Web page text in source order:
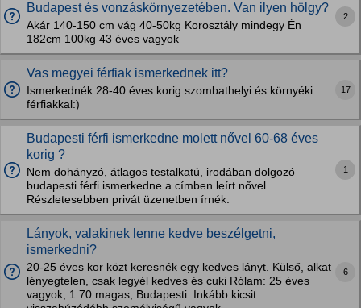
Budapest és vonzáskörnyezetében. Van ilyen hölgy?
Akár 140-150 cm vág 40-50kg Korosztály mindegy Én
182cm 100kg 43 éves vagyok
2
Vas megyei férfiak ismerkednek itt?
Ismerkednék 28-40 éves korig szombathelyi és környéki
férfiakkal:)
17
Budapesti férfi ismerkedne molett nővel 60-68 éves
korig ?
Nem dohányzó, átlagos testalkatú, irodában dolgozó
budapesti férfi ismerkedne a címben leírt nővel.
Részletesebben privát üzenetben írnék.
1
Lányok, valakinek lenne kedve beszélgetni,
ismerkedni?
20-25 éves kor közt keresnék egy kedves lányt. Külső, alkat
lényegtelen, csak legyél kedves és cuki Rólam: 25 éves
vagyok, 1.70 magas, Budapesti. Inkább kicsit
6